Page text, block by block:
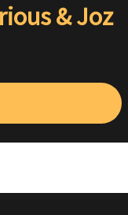
& Joz